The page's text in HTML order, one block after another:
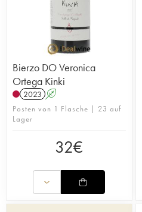
Bierzo DO Veronica
Ortega Kinki
2023 A
Posten von 1 Flasche | 23 auf
Lager
32€